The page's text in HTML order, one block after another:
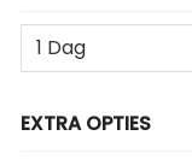
EXTRA OPTIES